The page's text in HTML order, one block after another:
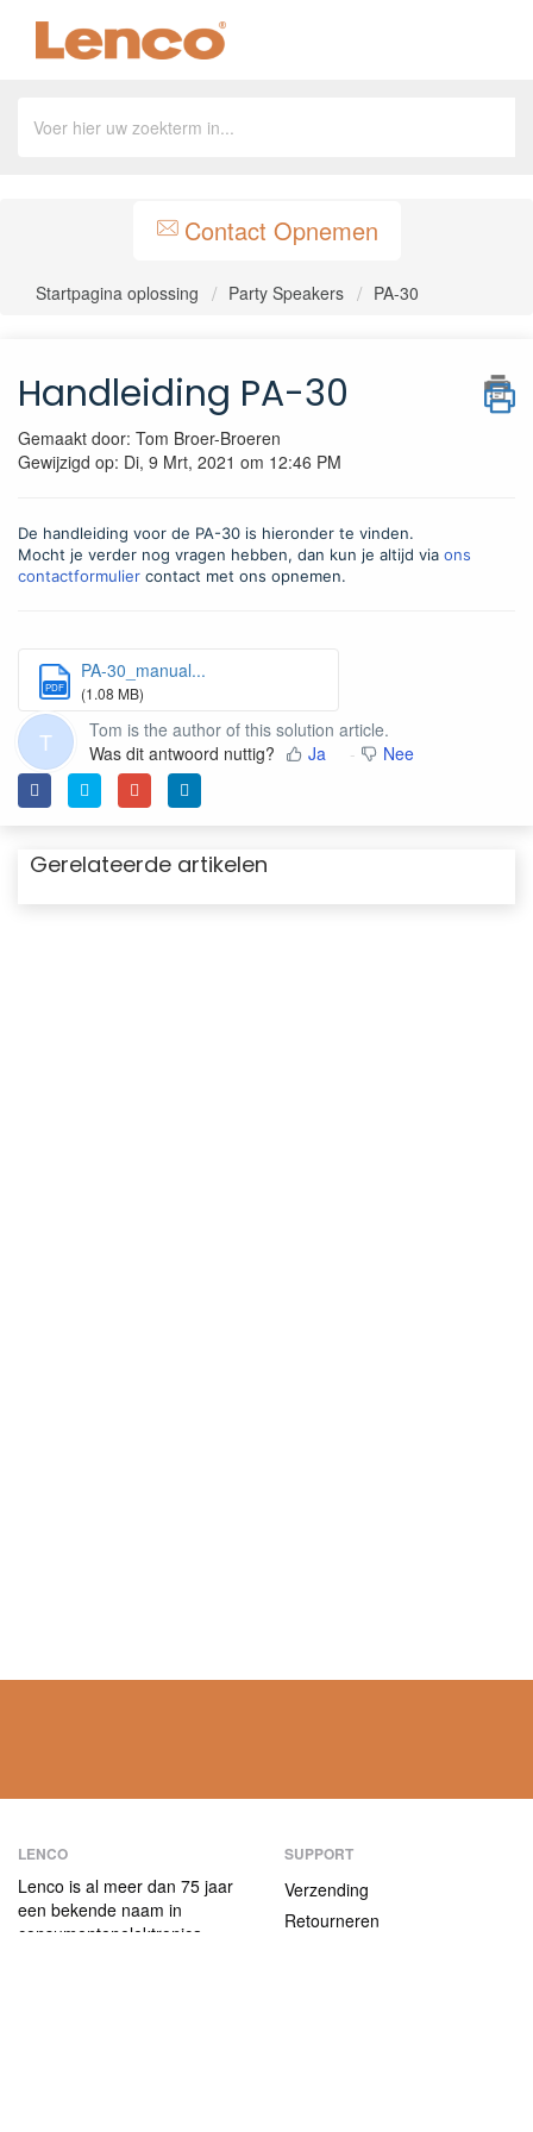
Contact Opnemen
Startpagina oplossing Party Speakers PA-30
Handleiding PA-30
Gemaakt door: Tom Broer-Broeren
Gewijzigd op: Di, 9 Mrt, 2021 om 12:46 PM
De handleiding voor de PA-30 is hieronder te vinden.
Mocht je verder nog vragen hebben, dan kun je altijd via ons
contactformulier contact met ons opnemen.
PDF
PA-30_manual...
(1.08 MB)
T
Tom is the author of this solution article.
Was dit antwoord nuttig?
Ja Nee
Gerelateerde artikelen
LENCO
Lenco is al meer dan 75 jaar
een bekende naam in
consumentenelektronica.
SUPPORT
Verzending
Retourneren